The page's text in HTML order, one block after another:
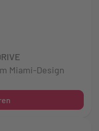
Miami-Design